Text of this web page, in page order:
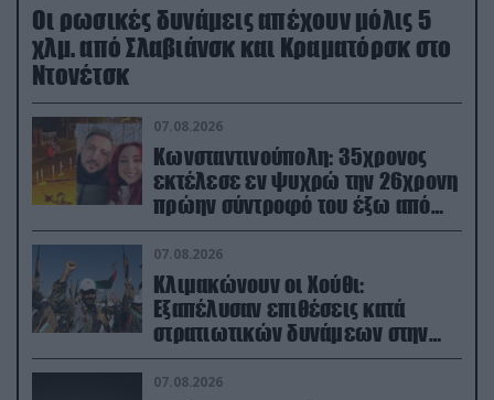
Οι ρωσικές δυνάμεις απέχουν μόλις 5
χλμ. από Σλαβιάνσκ και Κραματόρσκ στο
Ντονέτσκ
07.08.2026
Κωνσταντινούπολη: 35χρονος
εκτέλεσε εν ψυχρώ την 26χρονη
πρώην σύντροφό του έξω από
φαρμακείο (βίντεο)
07.08.2026
Κλιμακώνουν οι Χούθι:
Eξαπέλυσαν επιθέσεις κατά
στρατιωτικών δυνάμεων στην
Υεμένη – Πλήγματα & στη
Σαουδική Αραβία!
07.08.2026